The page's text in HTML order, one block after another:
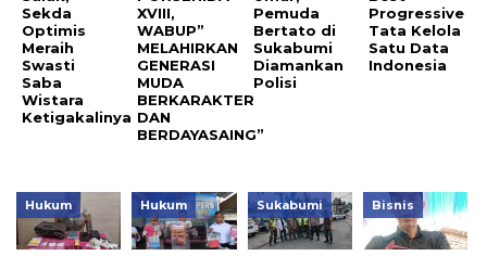
Sekda
Optimis
Meraih
Swasti
Saba
Wistara
Ketigakalinya
XVIII,
WABUP”
MELAHIRKAN
GENERASI
MUDA
BERKARAKTER
DAN
BERDAYASAING”
Pemuda
Bertato di
Sukabumi
Diamankan
Polisi
Progressive
Tata Kelola
Satu Data
Indonesia
Hukum Hukum Sukabumi Bisnis